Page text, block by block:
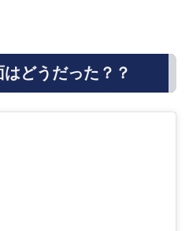
どうだった？？